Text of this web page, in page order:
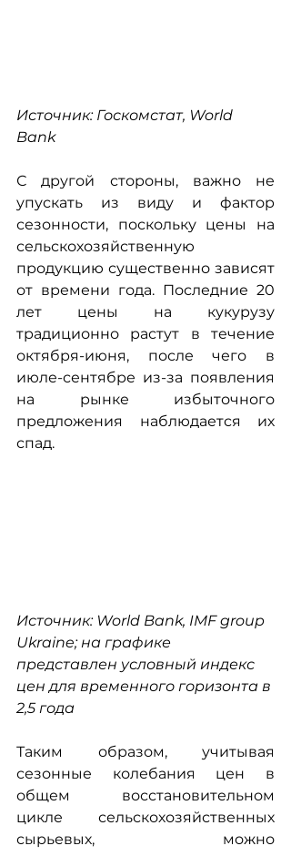
Источник: Госкомстат, World
Bank
С другой стороны, важно не
упускать из виду и фактор
сезонности, поскольку цены на
сельскохозяйственную
продукцию существенно зависят
от времени года. Последние 20
лет цены на кукурузу
традиционно растут в течение
октября-июня, после чего в
июле-сентябре из-за появления
на рынке избыточного
предложения наблюдается их
спад.
Источник: World Bank, IMF group
Ukraine; на графике
представлен условный индекс
цен для временного горизонта в
2,5 года
Таким образом, учитывая
сезонные колебания цен в
общем восстановительном
цикле сельскохозяйственных
сырьевых, можно